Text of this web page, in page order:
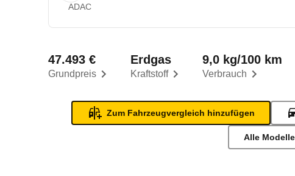
ADAC
Grundpreis
47.493 €
Kraftstoff
Erdgas
Verbrauch
9,0 kg/100 km
Zum Fahrzeugvergleich hinzufügen
Alle Modelle